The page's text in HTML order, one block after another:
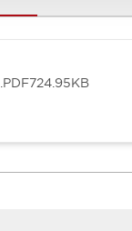
.PDF724.95KB